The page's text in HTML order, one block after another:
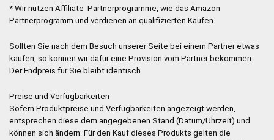
* Wir nutzen Affiliate Partnerprogramme, wie das Amazon
Partnerprogramm und verdienen an qualifizierten Käufen.
Sollten Sie nach dem Besuch unserer Seite bei einem Partner etwas
kaufen, so können wir dafür eine Provision vom Partner bekommen.
Der Endpreis für Sie bleibt identisch.
Preise und Verfügbarkeiten
Sofern Produktpreise und Verfügbarkeiten angezeigt werden,
entsprechen diese dem angegebenen Stand (Datum/Uhrzeit) und
können sich ändern. Für den Kauf dieses Produkts gelten die